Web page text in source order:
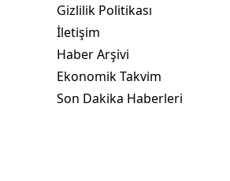
Gizlilik Politikası
İletişim
Haber Arşivi
Ekonomik Takvim
Son Dakika Haberleri